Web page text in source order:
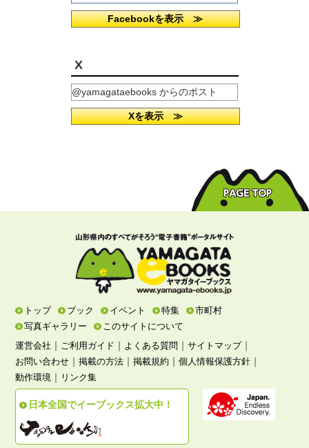
Facebookを表示 ≫
X
@yamagataebooks からのポスト
Xを表示 ≫
トップ ブック イベント 特集
市町村
写真ギャラリー
このサイトについて
運営会社 ｜ ご利用ガイド ｜ よくある質問 ｜サイトマップ｜
お問い合わせ ｜掲載の方法 ｜掲載規約 ｜個人情報保護方針 ｜
動作環境 ｜ リンク集
日本全国でイーブックス拡大中！